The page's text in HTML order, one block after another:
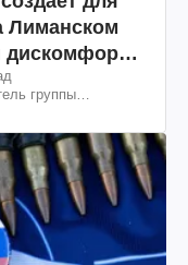
Лиманском
дискомфорт:
группы